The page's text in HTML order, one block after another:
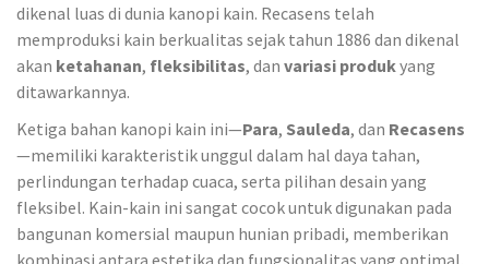
dikenal luas di dunia kanopi kain. Recasens telah
memproduksi kain berkualitas sejak tahun 1886 dan dikenal
akan ketahanan, fleksibilitas, dan variasi produkyang
ditawarkannya.
Ketiga bahan kanopi kain ini—Para, Sauleda, dan Recasens
—memiliki karakteristik unggul dalam hal daya tahan,
perlindungan terhadap cuaca, serta pilihan desain yang
fleksibel. Kain-kain ini sangat cocok untuk digunakan pada
bangunan komersial maupun hunian pribadi, memberikan
kombinasi antara estetika dan fungsionalitas yang optimal.